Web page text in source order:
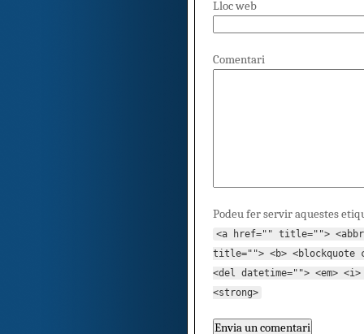
Lloc web
Comentari
Podeu fer servir aquestes
<a href="" title="">
title=""> <b> <blockquote
<del datetime=""> <em>
<strong>